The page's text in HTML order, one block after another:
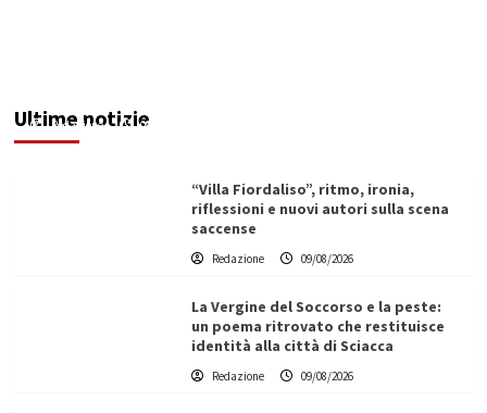
Ultime notizie
Redazione 09/08/2026
“Villa Fiordaliso”, ritmo, ironia,
riflessioni e nuovi autori sulla scena
saccense
Redazione 09/08/2026
La Vergine del Soccorso e la peste:
un poema ritrovato che restituisce
identità alla città di Sciacca
Redazione 09/08/2026